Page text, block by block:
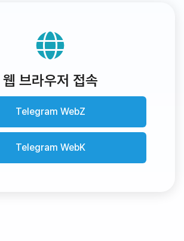
웹 브라우저 접속
Telegram WebZ
Telegram WebK